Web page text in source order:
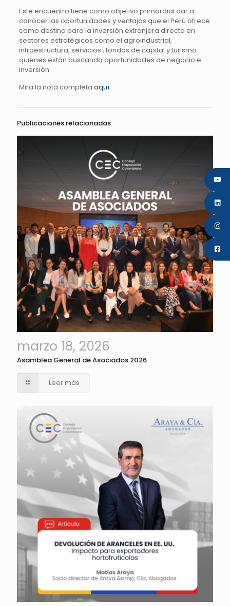
Este encuentro tiene como objetivo primordial dar a
conocer las oportunidades y ventajas que el Perú ofrece
como destino para la inversión extranjera directa en
sectores estratégicos como el agroindustrial,
infraestructura, servicios , fondos de capital y turismo
quienes están buscando oportunidades de negocio e
inversión.
Mira la nota completa aquí
Publicaciones relacionadas
marzo 18, 2026
Asamblea General de Asociados 2026
Leer más